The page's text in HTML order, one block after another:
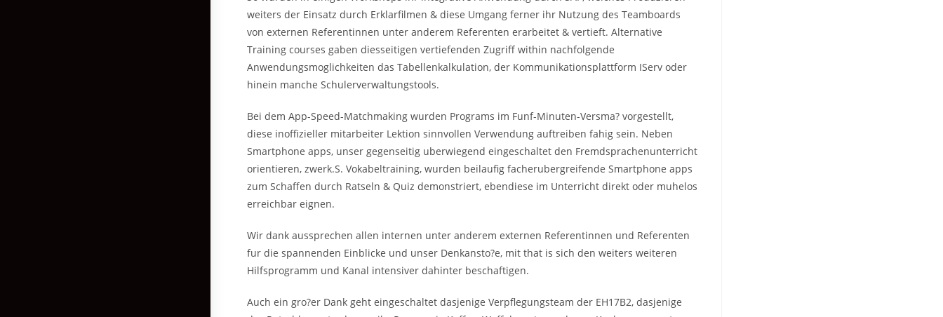
weiters der Einsatz durch Erklarfilmen & diese Umgang ferner ihr Nutzung des Teamboards
von externen Referentinnen unter anderem Referenten erarbeitet & vertieft. Alternative
Training courses gaben diesseitigen vertiefenden Zugriff within nachfolgende
Anwendungsmoglichkeiten das Tabellenkalkulation, der Kommunikationsplattform IServ oder
hinein manche Schulerverwaltungstools.
Bei dem App-Speed-Matchmaking wurden Programs im Funf-Minuten-Versma? vorgestellt,
diese inoffizieller mitarbeiter Lektion sinnvollen Verwendung auftreiben fahig sein. Neben
Smartphone apps, unser gegenseitig uberwiegend eingeschaltet den Fremdsprachenunterricht
orientieren, zwerk.S. Vokabeltraining, wurden beilaufig facherubergreifende Smartphone apps
zum Schaffen durch Ratseln & Quiz demonstriert, ebendiese im Unterricht direkt oder muhelos
erreichbar eignen.
Wir dank aussprechen allen internen unter anderem externen Referentinnen und Referenten
fur die spannenden Einblicke und unser Denkansto?e, mit that is sich den weiters weiteren
Hilfsprogramm und Kanal intensiver dahinter beschaftigen.
Auch ein gro?er Dank geht eingeschaltet dasjenige Verpflegungsteam der EH17B2, dasjenige